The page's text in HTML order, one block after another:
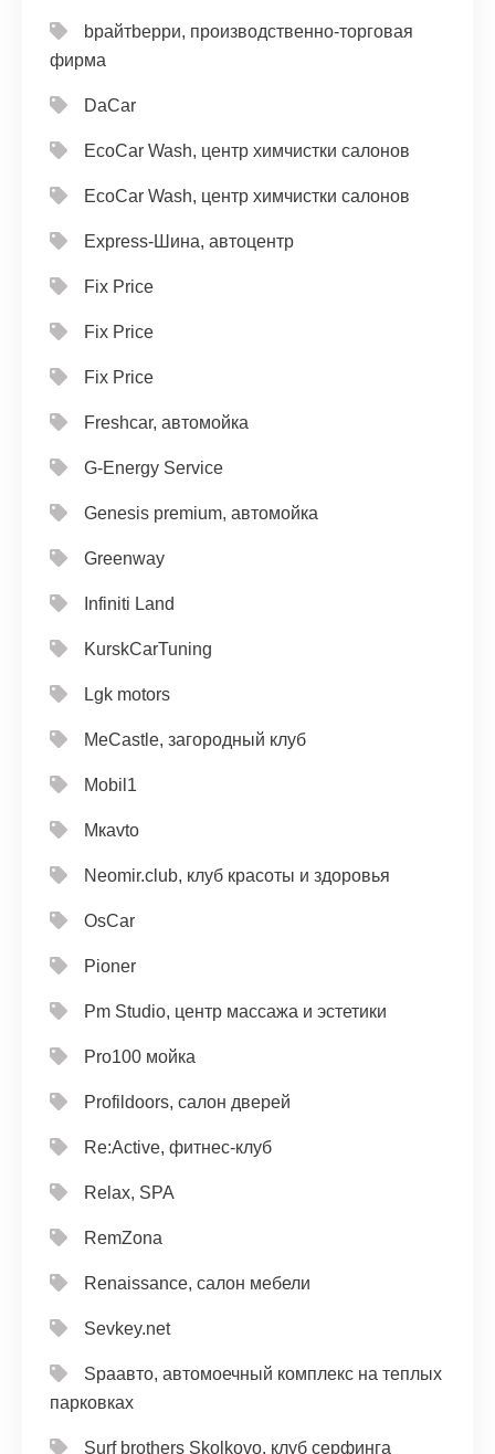
bрайтbерри, производственно-торговая
фирма
DaCar
EcoCar Wash, центр химчистки салонов
EcoCar Wash, центр химчистки салонов
Express-Шина, автоцентр
Fix Price
Fix Price
Fix Price
Freshcar, автомойка
G-Energy Service
Genesis premium, автомойка
Greenway
Infiniti Land
KurskCarTuning
Lgk motors
MeCastle, загородный клуб
Mobil1
Mкavto
Neomir.club, клуб красоты и здоровья
OsCar
Pioner
Pm Studio, центр массажа и эстетики
Pro100 мойка
Profildoors, салон дверей
Re:Active, фитнес-клуб
Relax, SPA
RemZona
Renaissance, салон мебели
Sevkey.net
Spaавто, автомоечный комплекс на теплых
парковках
Surf brothers Skolkovo, клуб серфинга